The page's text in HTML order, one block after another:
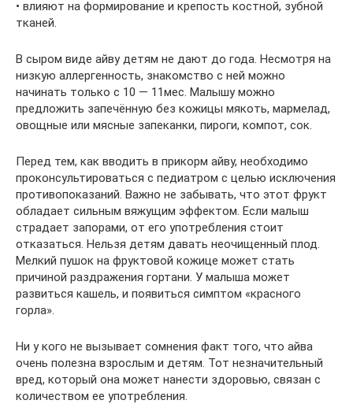
• влияют на формирование и крепость костной, зубной
тканей.
В сыром виде айву детям не дают до года. Несмотря на
низкую аллергенность, знакомство с ней можно
начинать только с 10 — 11мес. Малышу можно
предложить запечённую без кожицы мякоть, мармелад,
овощные или мясные запеканки, пироги, компот, сок.
Перед тем, как вводить в прикорм айву, необходимо
проконсультироваться с педиатром с целью исключения
противопоказаний. Важно не забывать, что этот фрукт
обладает сильным вяжущим эффектом. Если малыш
страдает запорами, от его употребления стоит
отказаться. Нельзя детям давать неочищенный плод.
Мелкий пушок на фруктовой кожице может стать
причиной раздражения гортани. У малыша может
развиться кашель, и появиться симптом «красного
горла».
Ни у кого не вызывает сомнения факт того, что айва
очень полезна взрослым и детям. Тот незначительный
вред, который она может нанести здоровью, связан с
количеством ее употребления.